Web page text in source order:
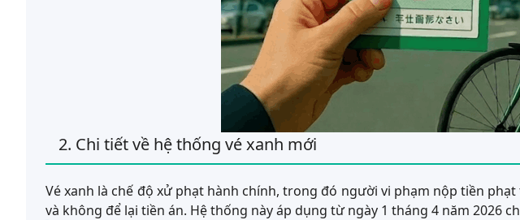
2. Chi tiết về hệ thống vé xanh mới
Vé xanh là chế độ xử phạt hành chính, trong đó người vi phạm nộp tiền
và không để lại tiền án. Hệ thống này áp dụng từ ngày 1 tháng 4 năm 2026